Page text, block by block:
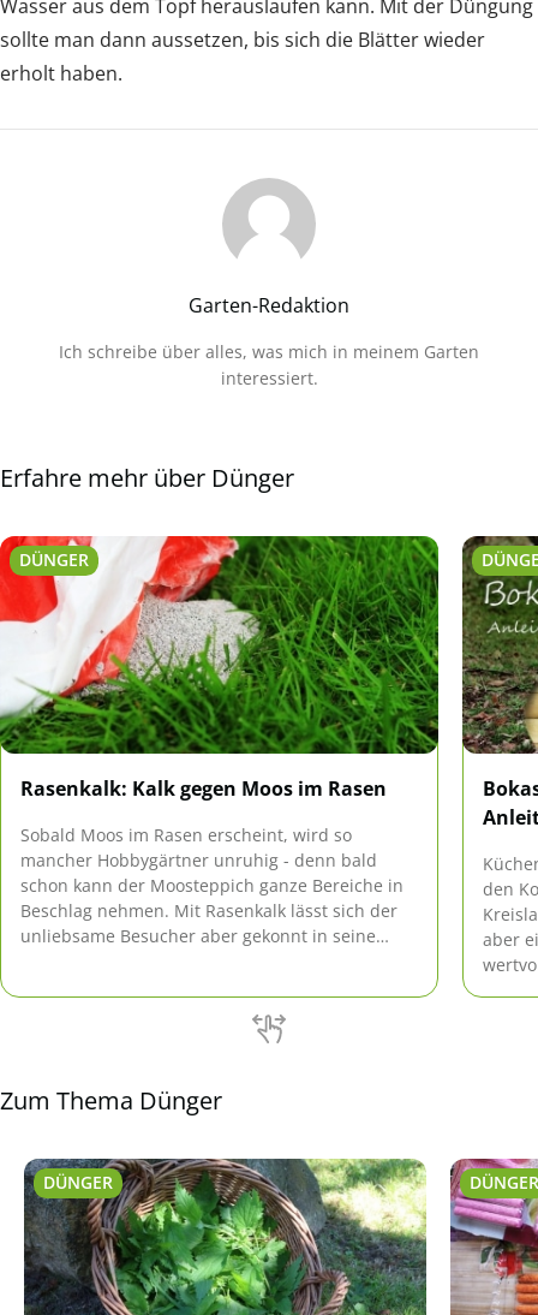
Wasser aus dem Topf herauslaufen kann. Mit der Düngung
sollte man dann aussetzen, bis sich die Blätter wieder
erholt haben.
Garten-Redaktion
Ich schreibe über alles, was mich in meinem Garten
interessiert.
Erfahre mehr über Dünger
DÜNGER
Rasenkalk: Kalk gegen Moos im Rasen
Sobald Moos im Rasen erscheint, wird so
mancher Hobbygärtner unruhig - denn bald
schon kann der Moosteppich ganze Bereiche in
Beschlag nehmen. Mit Rasenkalk lässt sich der
unliebsame Besucher aber gekonnt in seine
den
aber
Zum Thema Dünger
DÜNGER DÜNGER